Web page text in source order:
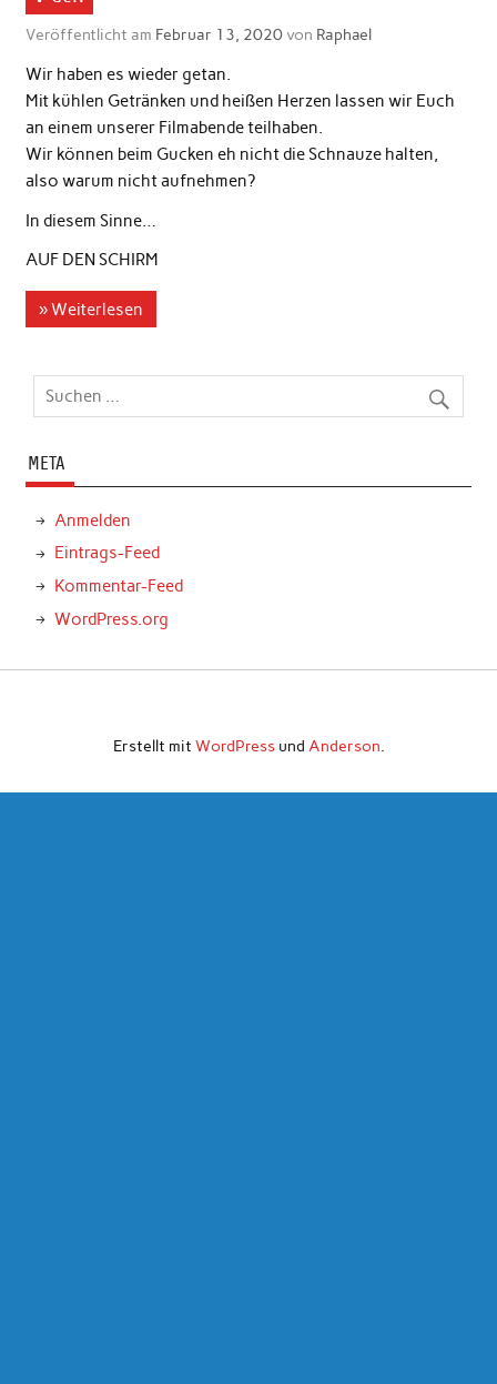
Veröffentlicht am Februar 13, 2020von Raphael
Wir haben es wieder getan.
Mit kühlen Getränken und heißen Herzen lassen wir Euch
an einem unserer Filmabende teilhaben.
Wir können beim Gucken eh nicht die Schnauze halten,
also warum nicht aufnehmen?
In diesem Sinne…
AUF DEN SCHIRM
» Weiterlesen
META
Anmelden
Eintrags-Feed
Kommentar-Feed
WordPress.org
Erstellt mit WordPressund Anderson.